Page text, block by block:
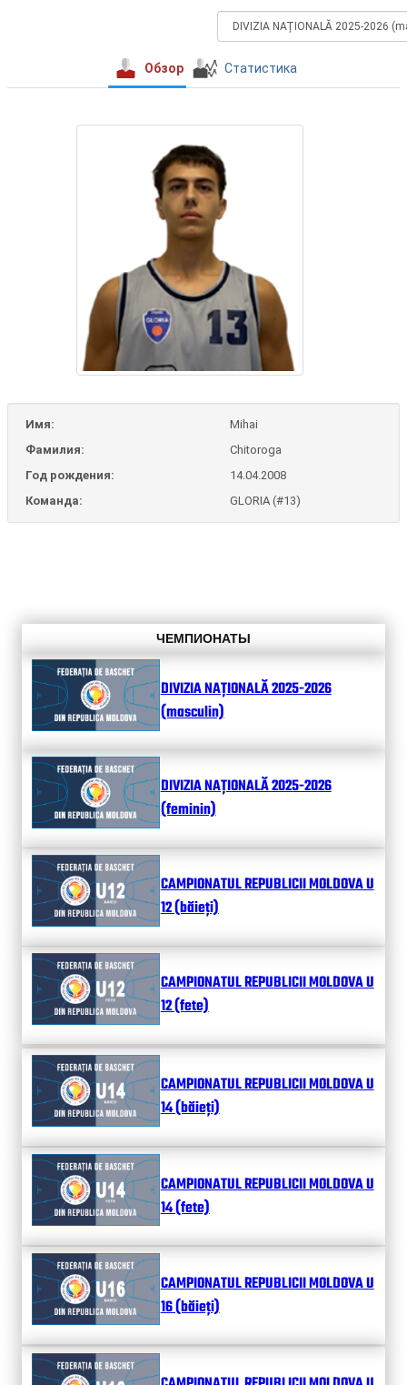
Обзор Статистика
Имя:
Mihai
Фамилия:
Chitoroga
Год рождения:
14.04.2008
Команда:
GLORIA (#13)
ЧЕМПИОНАТЫ
DIVIZIA NAȚIONALĂ 2025-2026
(masculin)
DIVIZIA NAȚIONALĂ 2025-2026
(feminin)
CAMPIONATUL REPUBLICII MOLDOVA U
12 (băieți)
CAMPIONATUL REPUBLICII MOLDOVA U
12 (fete)
CAMPIONATUL REPUBLICII MOLDOVA U
14 (băieți)
CAMPIONATUL REPUBLICII MOLDOVA U
14 (fete)
CAMPIONATUL REPUBLICII MOLDOVA U
16 (băieți)